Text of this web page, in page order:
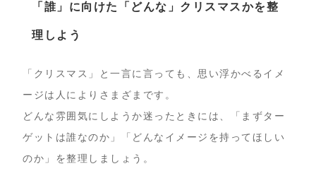
「誰」に向けた「どんな」クリスマスかを整
理しよう
「クリスマス」と一言に言っても、思い浮かべるイメ
ージは人によりさまざまです。
どんな雰囲気にしようか迷ったときには、「まずター
ゲットは誰なのか」「どんなイメージを持ってほしい
のか」を整理しましょう。